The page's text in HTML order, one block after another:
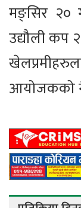
मङ्सिर २०
उद्यौली कप
आयोजकको नै